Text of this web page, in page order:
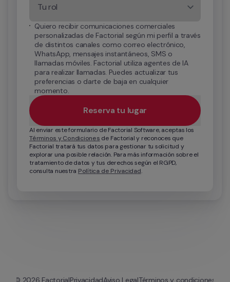
Tu rol
Quiero recibir comunicaciones comerciales
personalizadas de Factorial según mi perfil a través
de distintos canales como correo electrónico,
WhatsApp, mensajes instantáneos, SMS o
llamadas móviles. Factorial utiliza agentes de IA
para realizar llamadas. Puedes actualizar tus
preferencias o darte de baja en cualquier
momento.
Términos y Condiciones de Factorial y reconoces que
Factorial tratará tus datos para gestionar tu solicitud y
explorar una posible relación. Para más información sobre el
tratamiento de datos y tus derechos según el RGPD,
consulta nuestra Política de Privacidad.
Reserva tu lugar
© 2026 FactorialPrivacidadAviso LegalTérminos y condiciones